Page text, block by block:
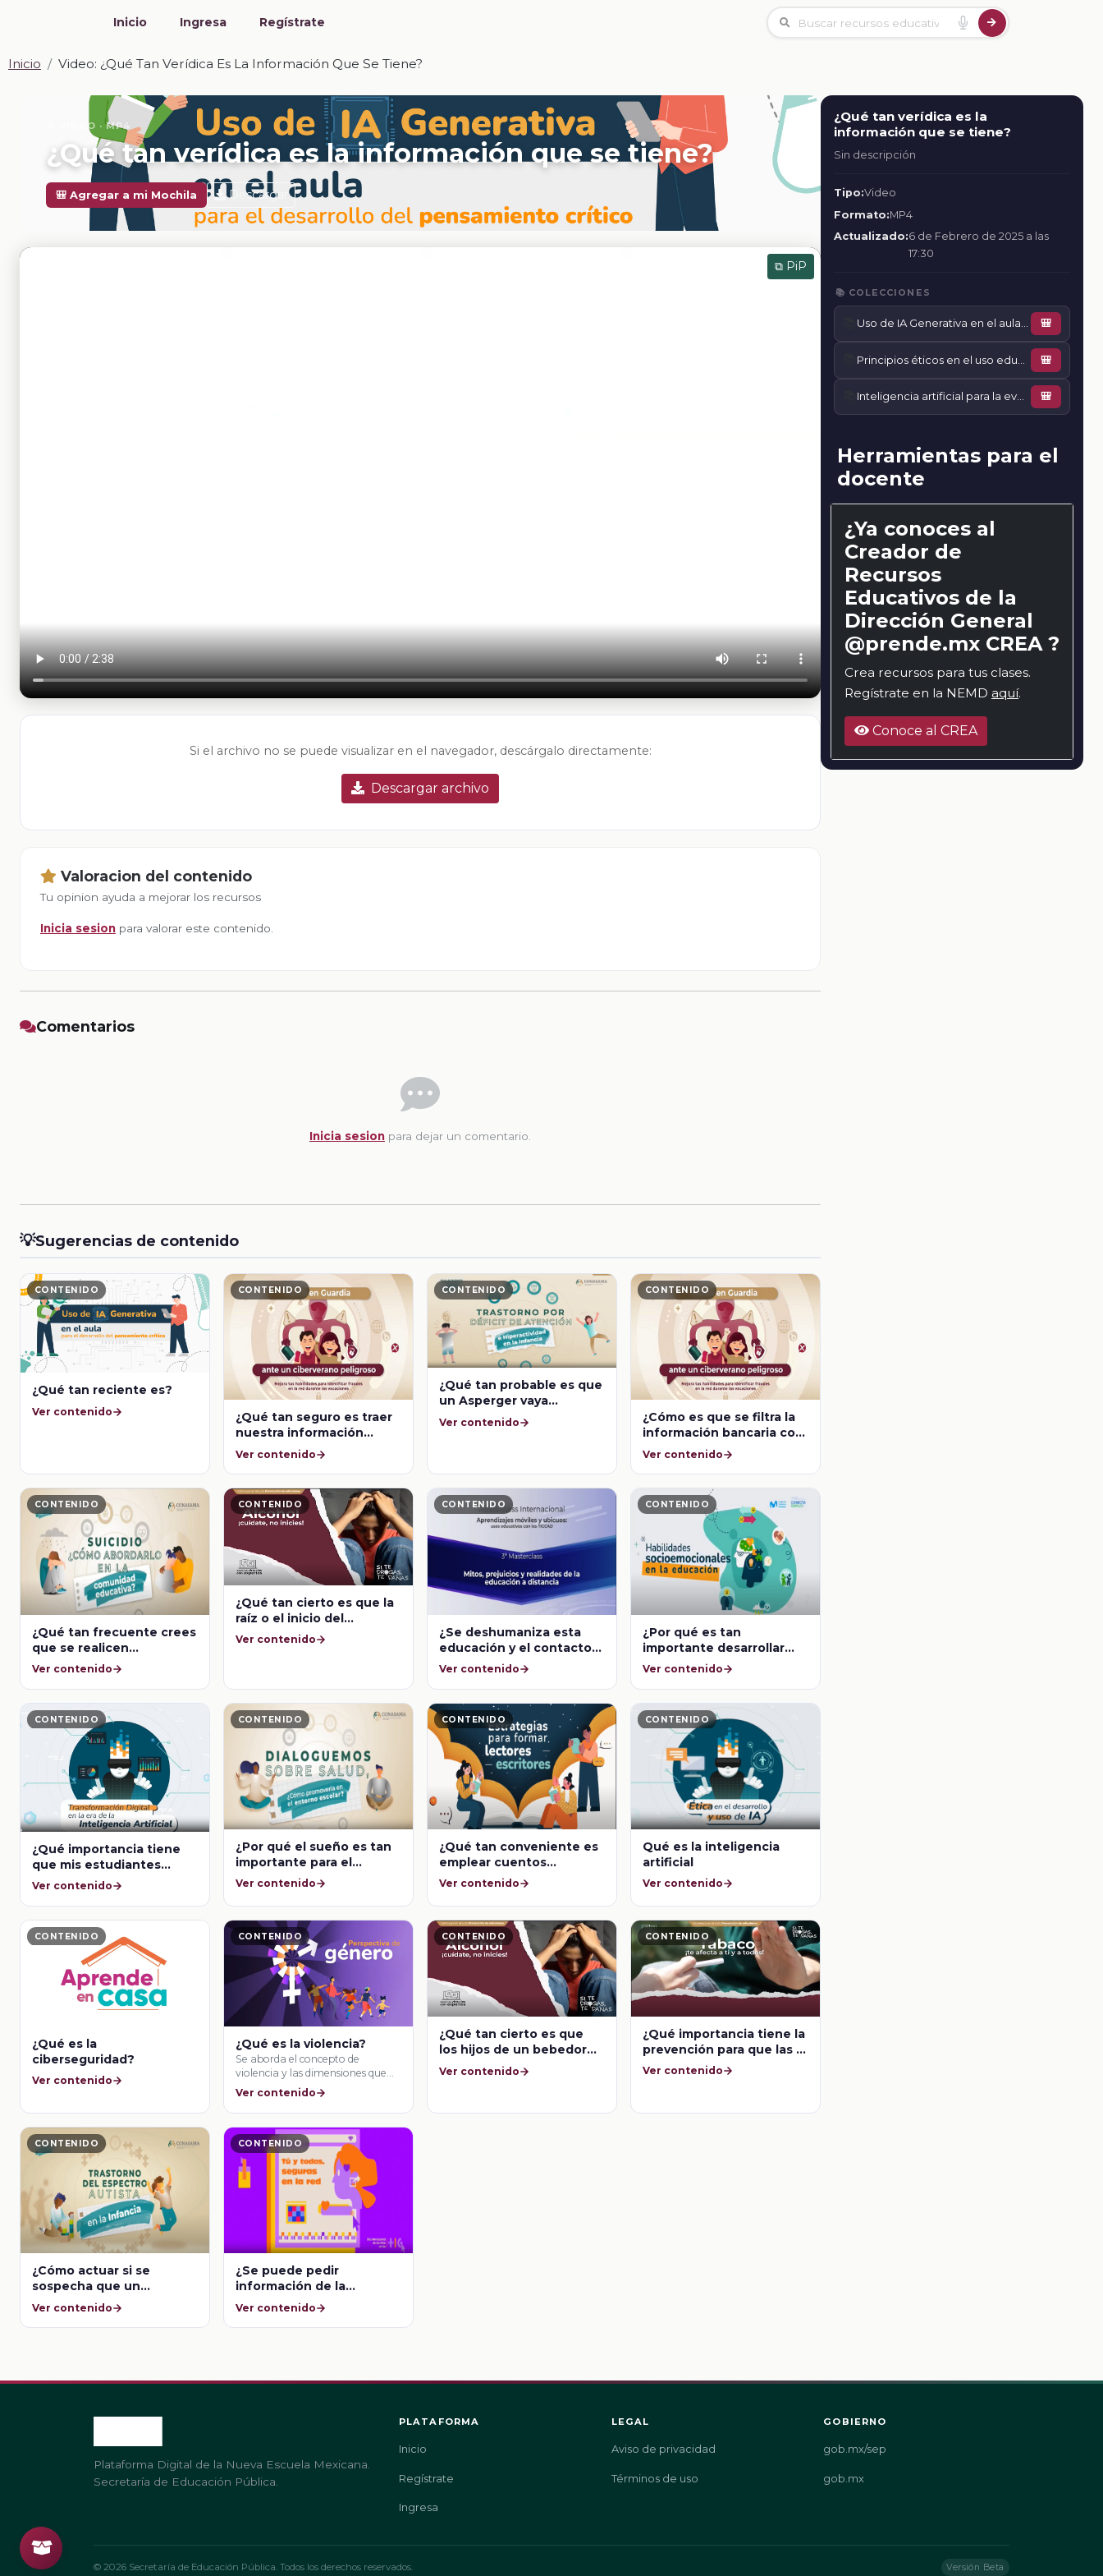
Inicio Ingresa Regístrate
Inicio Video: ¿Qué Tan Verídica Es La Información Que Se Tiene?
📎 VIDEO · MP4
¿Qué tan verídica es la información que se tiene?
🎒 Agregar a mi Mochila Descargar
⧉ PiP
Si el archivo no se puede visualizar en el navegador, descárgalo directamente:
Descargar archivo
Valoracion del contenido
Tu opinion ayuda a mejorar los recursos
Inicia sesion para valorar este contenido.
Comentarios
Inicia sesion para dejar un comentario.
💡Sugerencias de contenido
CONTENIDO
¿Qué tan reciente es?
Ver contenido
CONTENIDO
¿Qué tan seguro es traer
nuestra información
personal en nuestro
Ver contenido
CONTENIDO
¿Qué tan probable es que
un Asperger vaya
acompañado de TDAH?
Ver contenido
CONTENIDO
¿Cómo es que se filtra la
información bancaria con
nombre, teléfono,
Ver contenido
CONTENIDO
¿Qué tan frecuente crees
que se realicen
autolesiones con el
Ver contenido
CONTENIDO
¿Qué tan cierto es que la
raíz o el inicio del
alcoholismo ocurre por
Ver contenido
CONTENIDO
¿Se deshumaniza esta
educación y el contacto
que se tiene con sus
Ver contenido
CONTENIDO
¿Por qué es tan
importante desarrollar
habilidades
Ver contenido
CONTENIDO
¿Qué importancia tiene
que mis estudiantes
conozcan la inteligencia
Ver contenido
CONTENIDO
¿Por qué el sueño es tan
importante para el
bienestar mental?
Ver contenido
CONTENIDO
¿Qué tan conveniente es
emplear cuentos
infantiles con grupos de
Ver contenido
CONTENIDO
Qué es la inteligencia
artificial
Ver contenido
CONTENIDO
¿Qué es la
ciberseguridad?
Ver contenido
CONTENIDO
¿Qué es la violencia?
Se aborda el concepto de
violencia y las dimensiones que
existen de …
Ver contenido
CONTENIDO
¿Qué tan cierto es que
los hijos de un bebedor
nacen con el patrón y la
Ver contenido
CONTENIDO
¿Qué importancia tiene la
prevención para que las y
los jóvenes eviten
Ver contenido
CONTENIDO
¿Cómo actuar si se
sospecha que un
estudiante, hija o hijo
tiene autismo?
Ver contenido
CONTENIDO
¿Se puede pedir
información de la
navegación que logran
ver las y los niños?
Ver contenido
¿Qué tan verídica es la
información que se tiene?
Sin descripción
Tipo:Video
Formato:MP4
Actualizado:6 de Febrero de 2025 a las
17:30
📚 COLECCIONES
Uso de IA Generativa en el aula para el desarrollo del pensamiento crítico 🎒
🎒
Inteligencia artificial para la evaluación y retroalimentación inteligente 🎒
Herramientas para el
docente
¿Ya conoces al
Creador de
Recursos
Educativos de la
Dirección General
@prende.mx CREA ?
Crea recursos para tus clases.
Regístrate en la NEMD aquí.
Conoce al CREA
Plataforma Digital de la Nueva Escuela Mexicana.
Secretaría de Educación Pública.
PLATAFORMA
Inicio
Regístrate
Ingresa
LEGAL
Aviso de privacidad
Términos de uso
GOBIERNO
gob.mx/sep
gob.mx
© 2026 Secretaría de Educación Pública. Todos los derechos reservados. Versión Beta